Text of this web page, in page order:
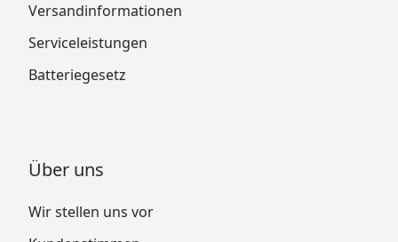
Versandinformationen
Serviceleistungen
Batteriegesetz
Über uns
Wir stellen uns vor